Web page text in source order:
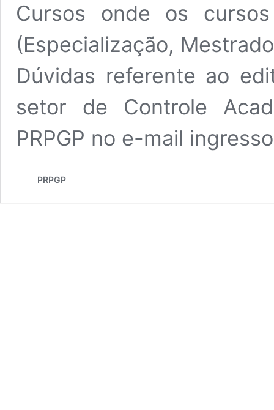
Cursos onde os
(Especialização,
Dúvidas referente ao
setor de Controle
PRPGP no e-mail
PRPGP